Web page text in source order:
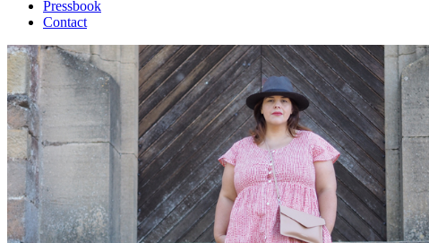
Pressbook
Contact